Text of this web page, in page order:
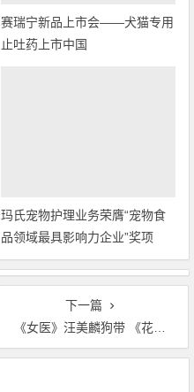
赛瑞宁新品上市会——犬猫专用
止吐药上市中国
玛氏宠物护理业务荣膺“宠物食
品领域最具影响力企业”奖项
下一篇
《女医》汪美麟狗带 《花样姐姐》金晨即将上线